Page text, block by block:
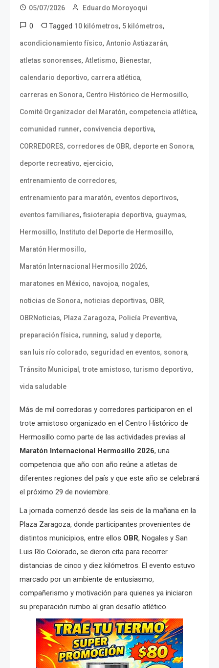
05/07/2026 Eduardo Moroyoqui
0 Tagged 10 kilómetros, 5 kilómetros,
acondicionamiento físico, Antonio Astiazarán,
atletas sonorenses, Atletismo, Bienestar,
calendario deportivo, carrera atlética,
carreras en Sonora, Centro Histórico de Hermosillo,
Comité Organizador del Maratón, competencia atlética,
comunidad runner, convivencia deportiva,
CORREDORES, corredores de OBR, deporte en Sonora,
deporte recreativo, ejercicio,
entrenamiento de corredores,
entrenamiento para maratón, eventos deportivos,
eventos familiares, fisioterapia deportiva, guaymas,
Hermosillo, Instituto del Deporte de Hermosillo,
Maratón Hermosillo,
Maratón Internacional Hermosillo 2026,
maratones en México, navojoa, nogales,
noticias de Sonora, noticias deportivas, OBR,
OBRNoticias, Plaza Zaragoza, Policía Preventiva,
preparación física, running, salud y deporte,
san luis río colorado, seguridad en eventos, sonora,
Tránsito Municipal,trote amistoso,turismo deportivo,
vida saludable
Más de mil corredoras y corredores participaron en el
trote amistoso organizado en el Centro Histórico de
Hermosillo como parte de las actividades previas al
Maratón Internacional Hermosillo 2026, una
competencia que año con año reúne a atletas de
diferentes regiones del país y que este año se celebrará
el próximo 29 de noviembre.
La jornada comenzó desde las seis de la mañana en la
Plaza Zaragoza, donde participantes provenientes de
distintos municipios, entre ellos OBR, Nogales y San
Luis Río Colorado, se dieron cita para recorrer
distancias de cinco y diez kilómetros. El evento estuvo
marcado por un ambiente de entusiasmo,
compañerismo y motivación para quienes ya iniciaron
su preparación rumbo al gran desafío atlético.